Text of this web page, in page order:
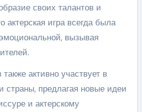
своих талантов и
актерская игра всегда была
вызывая
активно участвует в
страны, предлагая новые идеи
и актерскому